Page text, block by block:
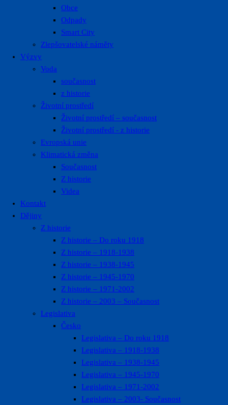
Obce
Odpady
Smart City
Zlepšovatelské náměty
Výzvy
Voda
současnost
z historie
Životní prostředí
Životní prostředí – současnost
Životní prostředí ​- z historie
Evropská unie
Klimatická změna
Současnost
Z historie
Videa
Kontakt
Dějiny
Z historie
Z historie – Do roku 1918
Z historie – 1918-1938
Z historie – 1938-1945
Z historie – 1945-1970
Z historie – 1971-2002
Z historie – 2003 – Současnost
Legislativa
Česko
Legislativa – Do roku 1918
Legislativa – 1918-1938
Legislativa – 1938-1945
Legislativa – 1945-1970
Legislativa – 1971-2002
Legislativa – 2003- Současnost